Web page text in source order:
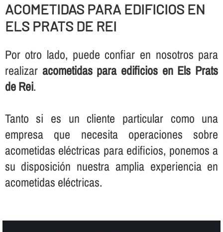
ACOMETIDAS PARA EDIFICIOS EN
ELS PRATS DE REI
Por otro lado, puede confiar en nosotros para
realizar acometidas para edificios en Els Prats
de Rei.
Tanto si es un cliente particular como una
empresa que necesita operaciones sobre
acometidas eléctricas para edificios, ponemos a
su disposición nuestra amplia experiencia en
acometidas eléctricas.